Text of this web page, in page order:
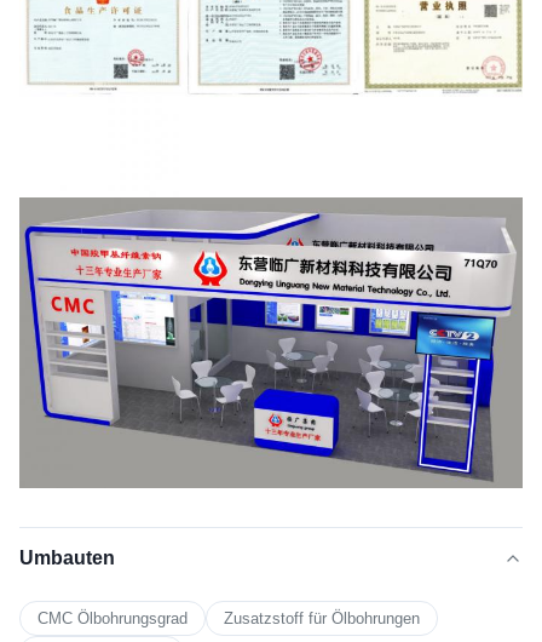
Umbauten
CMC Ölbohrungsgrad
Zusatzstoff für Ölbohrungen